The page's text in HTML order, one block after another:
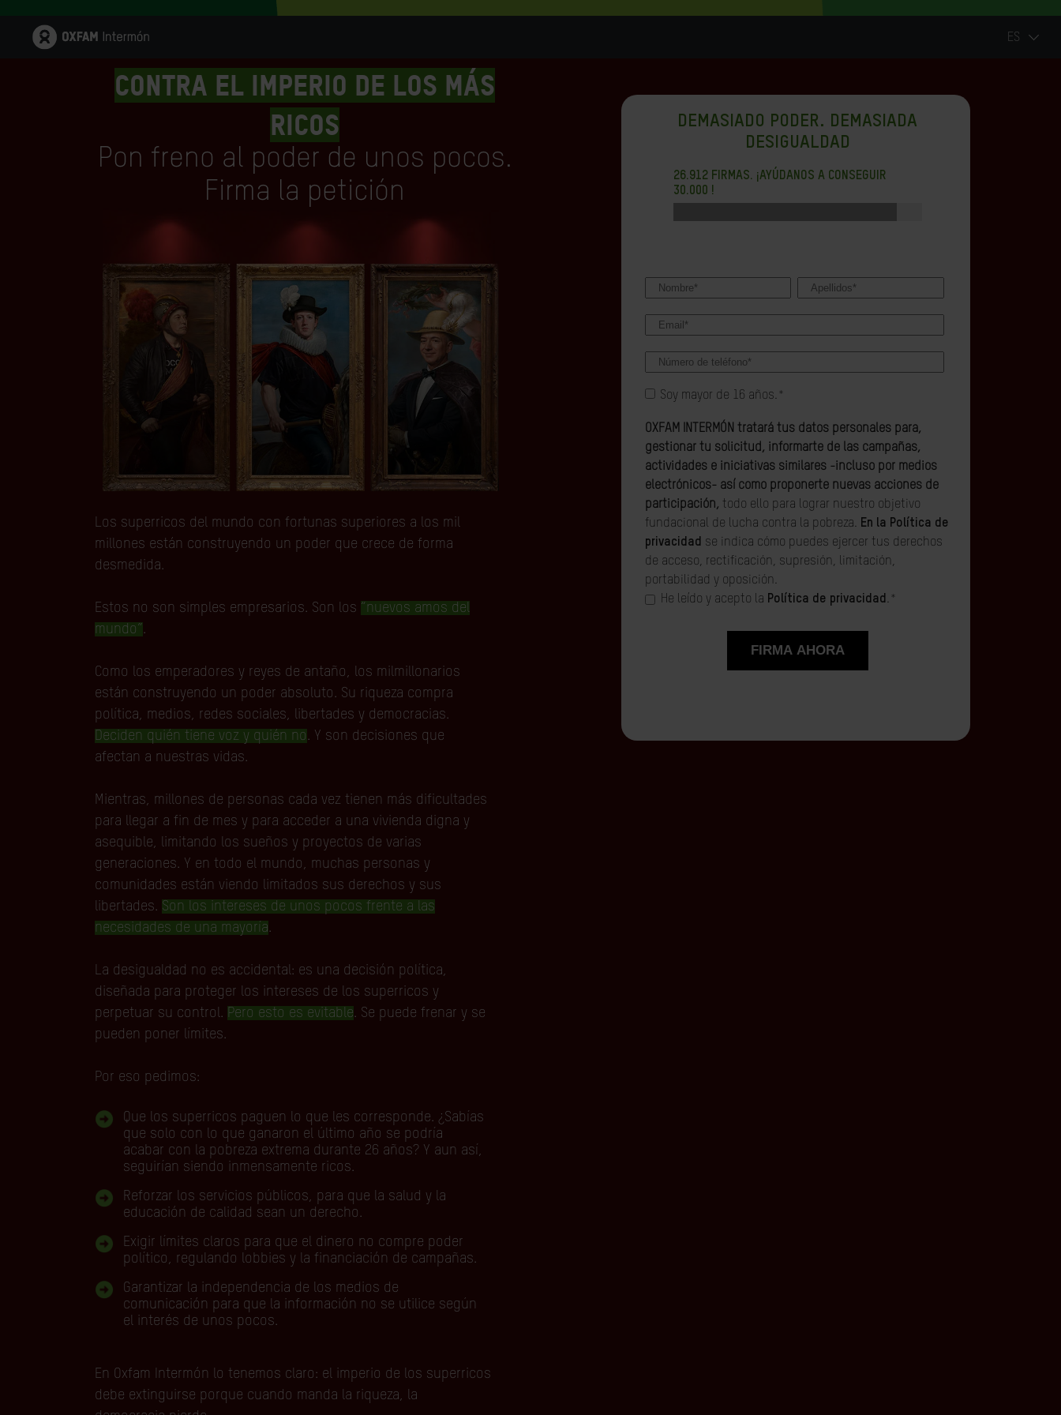
ES
CONTRA EL IMPERIO DE LOS MÁS
RICOS
Pon freno al poder de unos pocos.
Firma la petición
Los superricos del mundo con fortunas superiores a los mil
millones están construyendo un poder que crece de forma
desmedida.
Estos no son simples empresarios. Son los “nuevos amos del
mundo”.
Como los emperadores y reyes de antaño, los milmillonarios
están construyendo un poder absoluto. Su riqueza compra
política, medios, redes sociales, libertades y democracias.
Deciden quién tiene voz y quién no. Y son decisiones que
afectan a nuestras vidas.
Mientras, millones de personas cada vez tienen más dificultades
para llegar a fin de mes y para acceder a una vivienda digna y
asequible, limitando los sueños y proyectos de varias
generaciones. Y en todo el mundo, muchas personas y
comunidades están viendo limitados sus derechos y sus
libertades. Son los intereses de unos pocos frente a las
necesidades de una mayoría.
La desigualdad no es accidental: es una decisión política,
diseñada para proteger los intereses de los superricos y
perpetuar su control. Pero esto es evitable. Se puede frenar y se
pueden poner límites.
Por eso pedimos:
Que los superricos paguen lo que les corresponde. ¿Sabías
que solo con lo que ganaron el último año se podría
acabar con la pobreza extrema durante 26 años? Y aun así,
seguirían siendo inmensamente ricos.
Reforzar los servicios públicos, para que la salud y la
educación de calidad sean un derecho.
Exigir límites claros para que el dinero no compre poder
político, regulando lobbies y la financiación de campañas.
Garantizar la independencia de los medios de
comunicación para que la información no se utilice según
el interés de unos pocos.
En Oxfam Intermón lo tenemos claro: el imperio de los superricos
debe extinguirse porque cuando manda la riqueza, la
DEMASIADO PODER. DEMASIADA
DESIGUALDAD
26.912FIRMAS. ¡AYÚDANOS A CONSEGUIR
30.000 !
Soy mayor de 16 años.*
OXFAM INTERMÓN tratará tus datos personales para,
gestionar tu solicitud, informarte de las campañas,
actividades e iniciativas similares -incluso por medios
electrónicos- así como proponerte nuevas acciones de
participación, todo ello para lograr nuestro objetivo
fundacional de lucha contra la pobreza. En la Política de
privacidad se indica cómo puedes ejercer tus derechos
de acceso, rectificación, supresión, limitación,
portabilidad y oposición.
He leído y acepto la Política de privacidad . *